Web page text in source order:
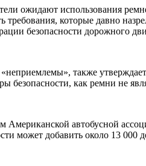
ожидают использования
требования, которые давно
безопасности дорожного
также
безопасности, как ремни не
автобусной
может добавить около 13 000